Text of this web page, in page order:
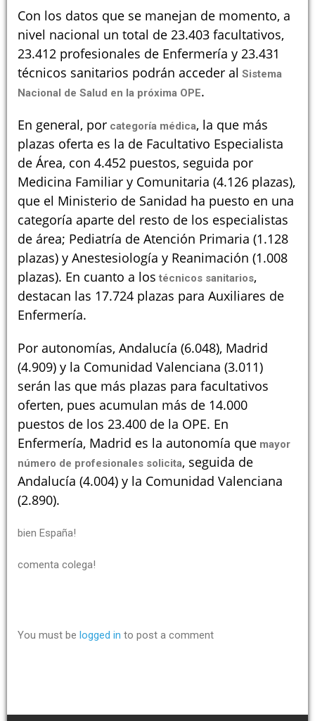
Con los datos que se manejan de momento, a
nivel nacional un total de 23.403 facultativos,
23.412 profesionales de Enfermería y 23.431
técnicos sanitarios podrán acceder al Sistema
Nacional de Salud en la próxima OPE.
En general, por categoría médica, la que más
plazas oferta es la de Facultativo Especialista
de Área, con 4.452 puestos, seguida por
Medicina Familiar y Comunitaria (4.126 plazas),
que el Ministerio de Sanidad ha puesto en una
categoría aparte del resto de los especialistas
de área; Pediatría de Atención Primaria (1.128
plazas) y Anestesiología y Reanimación (1.008
plazas). En cuanto a los técnicos sanitarios,
destacan las 17.724 plazas para Auxiliares de
Enfermería.
Por autonomías, Andalucía (6.048), Madrid
(4.909) y la Comunidad Valenciana (3.011)
serán las que más plazas para facultativos
oferten, pues acumulan más de 14.000
puestos de los 23.400 de la OPE. En
Enfermería, Madrid es la autonomía que mayor
número de profesionales solicita, seguida de
Andalucía (4.004) y la Comunidad Valenciana
(2.890).
bien España!
comenta colega!
You must be logged in to post a comment